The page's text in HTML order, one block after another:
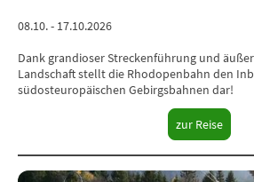
08.10. - 17.10.2026
Dank grandioser Streckenführung und
Landschaft stellt die Rhodopenbahn den
südosteuropäischen Gebirgsbahnen dar!
zur Reise